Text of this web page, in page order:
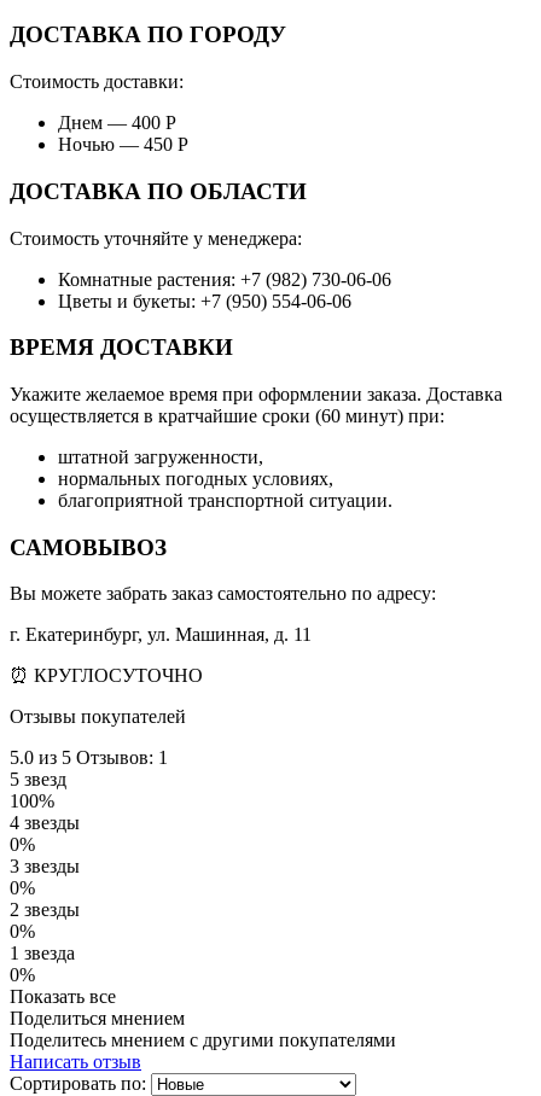
ДОСТАВКА ПО ГОРОДУ
Стоимость доставки:
Днем — 400 Р
Ночью — 450 Р
ДОСТАВКА ПО ОБЛАСТИ
Стоимость уточняйте у менеджера:
Комнатные растения: +7 (982) 730-06-06
Цветы и букеты: +7 (950) 554-06-06
ВРЕМЯ ДОСТАВКИ
Укажите желаемое время при оформлении заказа. Доставка
осуществляется в кратчайшие сроки (60 минут) при:
штатной загруженности,
нормальных погодных условиях,
благоприятной транспортной ситуации.
САМОВЫВОЗ
Вы можете забрать заказ самостоятельно по адресу:
г. Екатеринбург, ул. Машинная, д. 11
⏰ КРУГЛОСУТОЧНО
Отзывы покупателей
5.0 из 5 Отзывов: 1
5 звезд
100%
4 звезды
0%
3 звезды
0%
2 звезды
0%
1 звезда
0%
Показать все
Поделиться мнением
Поделитесь мнением с другими покупателями
Написать отзыв
Сортировать по: